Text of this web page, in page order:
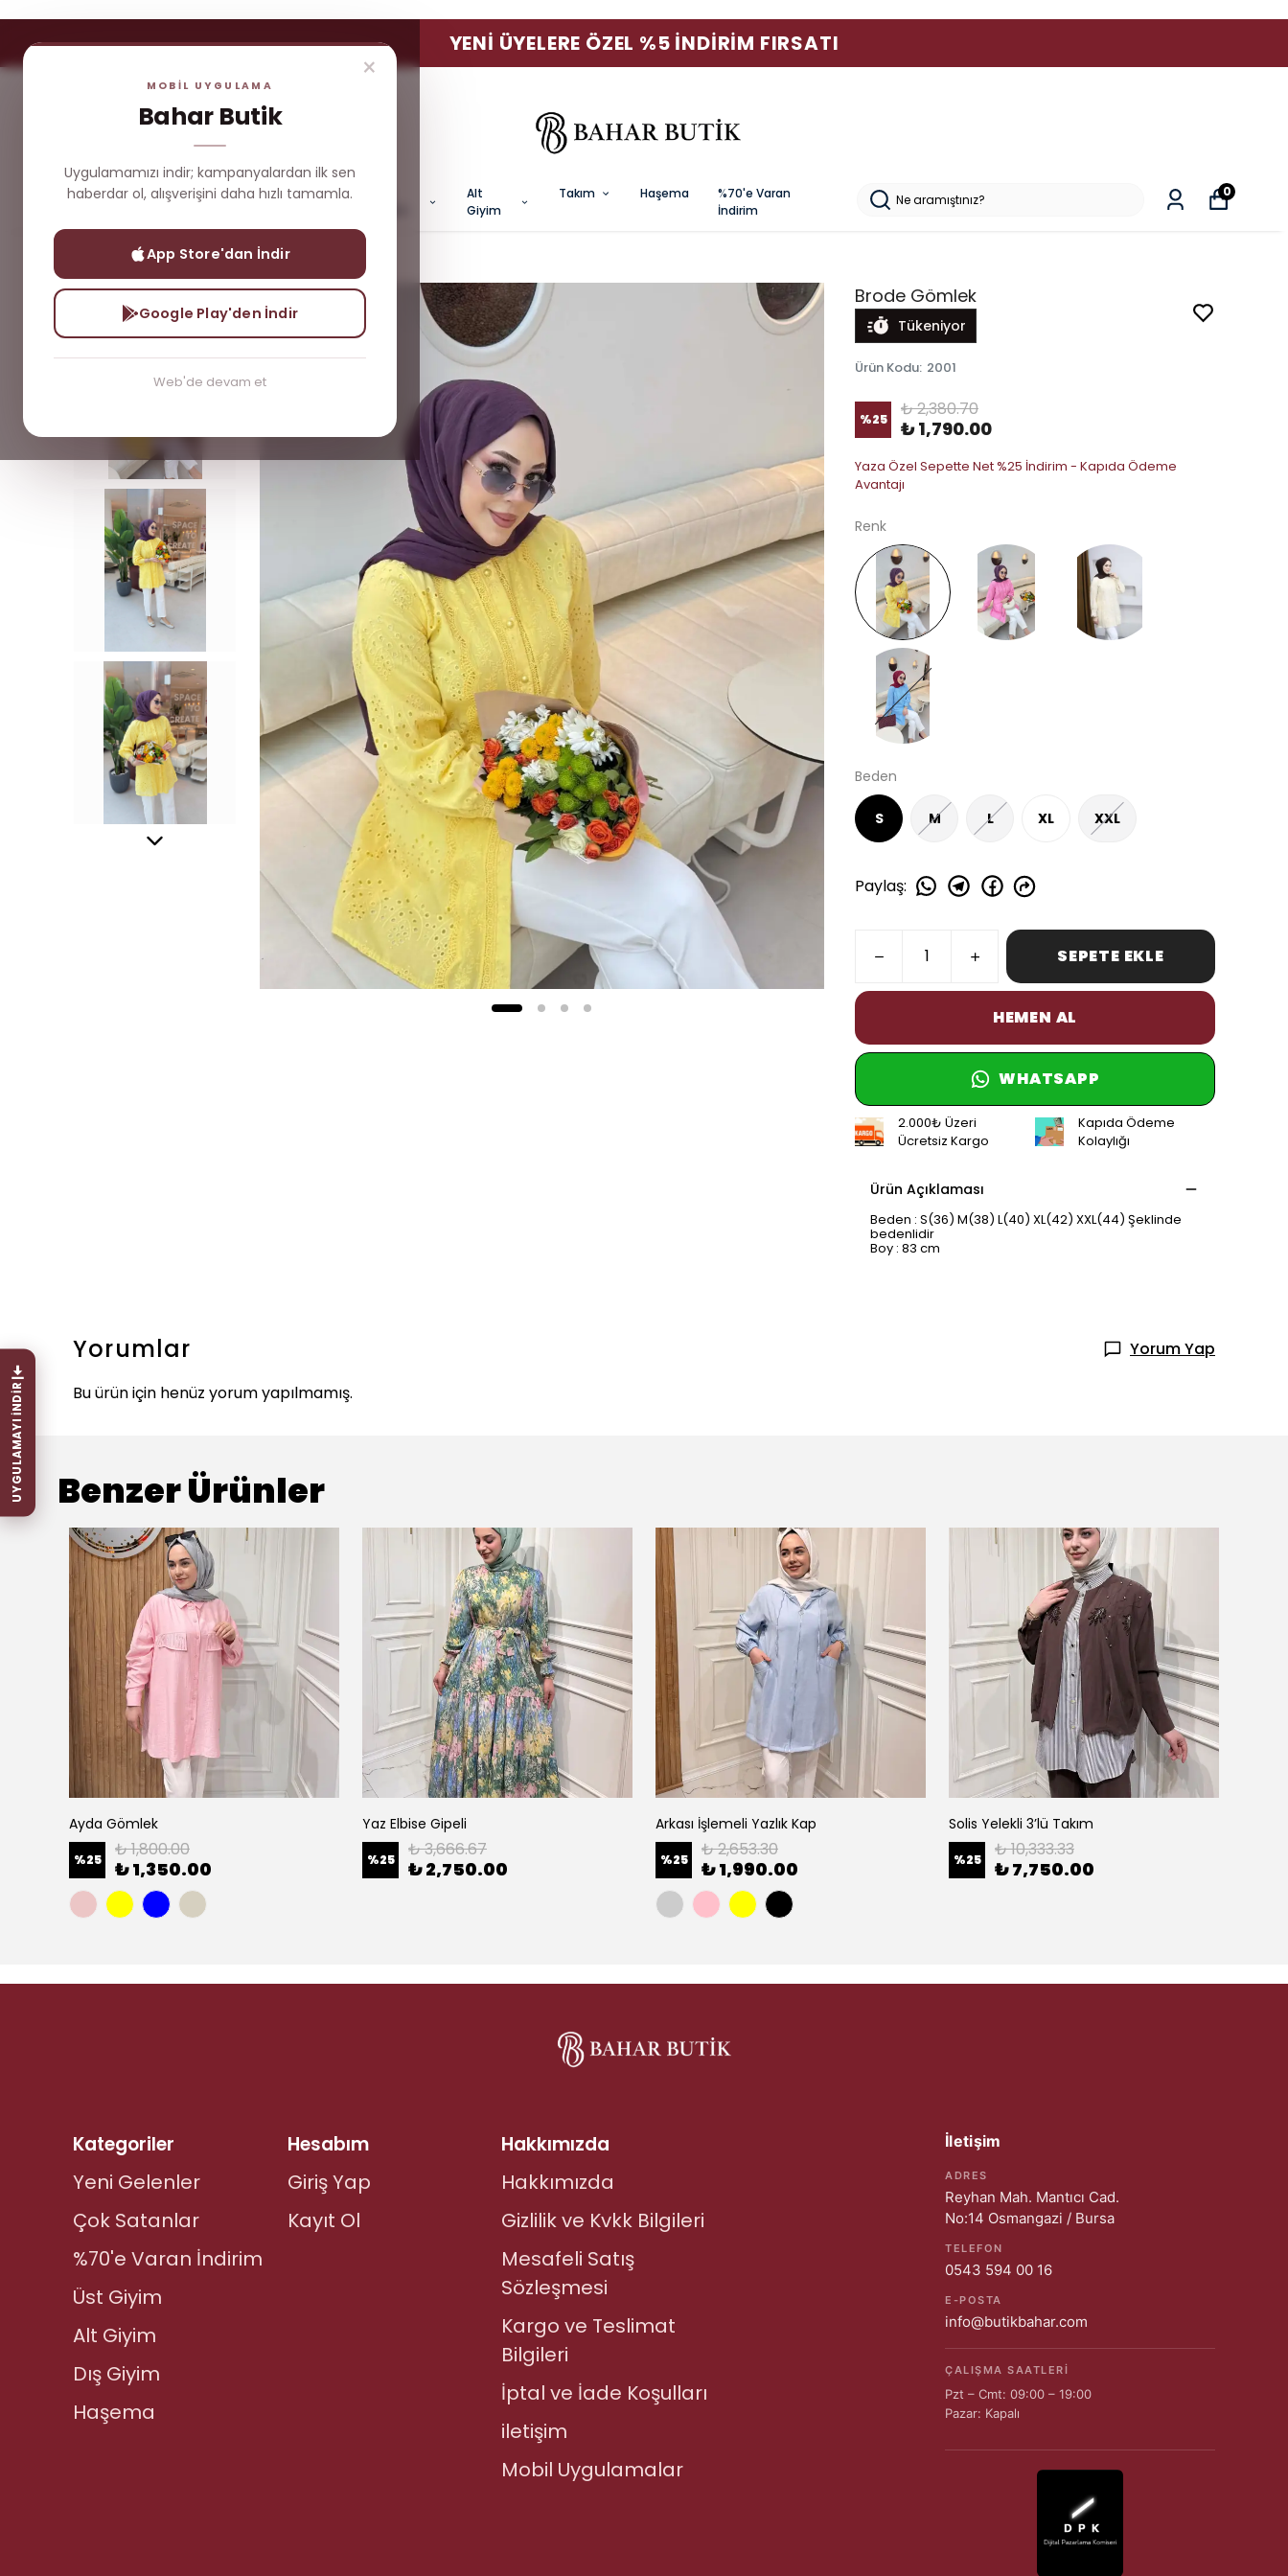
UYGULAMAYI İNDİR
×
MOBİL UYGULAMA
Bahar Butik
Uygulamamızı indir; kampanyalardan ilk sen
haberdar ol, alışverişini daha hızlı tamamla.
App Store'dan İndir
Google Play'den İndir
Web'de devam et
YENI ÜYELERE ÖZEL %5 İNDIRIM FIRSATI
Yeni
Çok
Üst
Alt
Giyim
Takım Haşema
%70'e Varan
İndirim
0
Yeni Gelenler Brode Gömlek
Brode Gömlek
Tükeniyor
Ürün Kodu: 2001
%25 ₺ 2,380.70
₺ 1,790.00
Yaza Özel Sepette Net %25 İndirim - Kapıda Ödeme
Avantajı
Renk
Beden
S M L XL XXL
Paylaş:
SEPETE EKLE
HEMEN AL
WHATSAPP
2.000₺ Üzeri
Ücretsiz Kargo
Kapıda Ödeme
Kolaylığı
Ürün Açıklaması
Beden : S(36) M(38) L(40) XL(42) XXL(44) Şeklinde
bedenlidir
Boy : 83 cm
Yorumlar
Yorum Yap
Bu ürün için henüz yorum yapılmamış.
Benzer Ürünler
Ayda Gömlek
%25 ₺ 1,800.00
₺ 1,350.00
Yaz Elbise Gipeli
%25 ₺ 3,666.67
₺ 2,750.00
Arkası İşlemeli Yazlık Kap
%25 ₺ 2,653.30
₺ 1,990.00
Solis Yelekli 3’lü Takım
%25 ₺ 10,333.33
₺ 7,750.00
Kategoriler
Yeni Gelenler
Çok Satanlar
%70'e Varan İndirim
Üst Giyim
Alt Giyim
Dış Giyim
Haşema
Hesabım
Giriş Yap
Kayıt Ol
Hakkımızda
Hakkımızda
Gizlilik ve Kvkk Bilgileri
Mesafeli Satış
Sözleşmesi
Kargo ve Teslimat
Bilgileri
İptal ve İade Koşulları
iletişim
Mobil Uygulamalar
İletişim
ADRES
Reyhan Mah. Mantıcı Cad.
No:14 Osmangazi / Bursa
TELEFON
0543 594 00 16
E-POSTA
info@butikbahar.com
ÇALIŞMA SAATLERI
Pzt – Cmt: 09:00 – 19:00
Pazar: Kapalı